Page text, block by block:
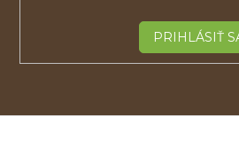
PRIHLÁSIŤ